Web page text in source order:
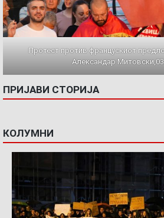
Протест против францускиот
Александар
ПРИЈАВИ СТОРИЈА
КОЛУМНИ